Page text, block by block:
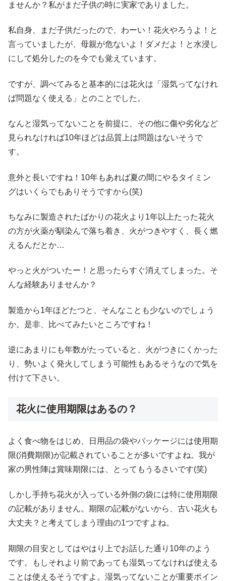
ませんか？私がまだ子供の時に実家でありました。
私自身、まだ子供だったので、わーい！花火やろうよ！と
言っていましたが、母親が危ないよ！ダメだよ！と水浸し
にして処分したのを今でも覚えています。
ですが、調べてみると基本的には花火は「湿気ってなけれ
ば問題なく使える」とのことでした。
なんと湿気ってないことを前提に、その他に傷や劣化など
見られなければ10年ほどは品質上は問題はないそうで
す。
意外と長いですね！10年もあれば夏の間にやるタイミン
グはいくらでもありそうですから(笑)
ちなみに製造されたばかりの花火より1年以上たった花火
の方が火薬が馴染んで落ち着き、火がつきやすく、長く燃
えるんだとか…
やっと火がついたー！と思ったらすぐ消えてしまった。そ
んな経験ありませんか？
製造から1年ほどたつと、そんなことも少ないのでしょう
か。是非、比べてみたいところですね！
逆にあまりにも年数がたっていると、火がつきにくかった
り、勢いよく発火してしまう可能性もあるそうなので気を
付けて下さい。
花火に使用期限はあるの？
よく食べ物をはじめ、日用品の袋やパッケージには使用期
限(消費期限)が記載されていることが多いですよね。我が
家の男性陣は賞味期限には、とってもうるさいです(笑)
しかし手持ち花火が入っている外側の袋には特に使用期限
の記載がありません。期限の記載がないから、古い花火も
大丈夫？と考えてしまう理由の1つですよね。
期限の目安としてはやはり上でお話した通り10年のよう
です。もしそれより前であっても湿気ってなければ使える
ことは使えるそうですよ。湿気ってないことが重要ポイン